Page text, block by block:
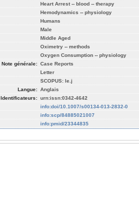
Heart Arrest -- blood -- therapy
Hemodynamics -- physiology
Humans
Male
Middle Aged
Oximetry -- methods
Oxygen Consumption -- physiology
Note générale: Case Reports
Letter
SCOPUS: le.j
Langue: Anglais
Identificateurs: urn:issn:0342-4642
info:doi/10.1007/s00134-013-2832-0
info:scp/84885021007
info:pmid/23344835